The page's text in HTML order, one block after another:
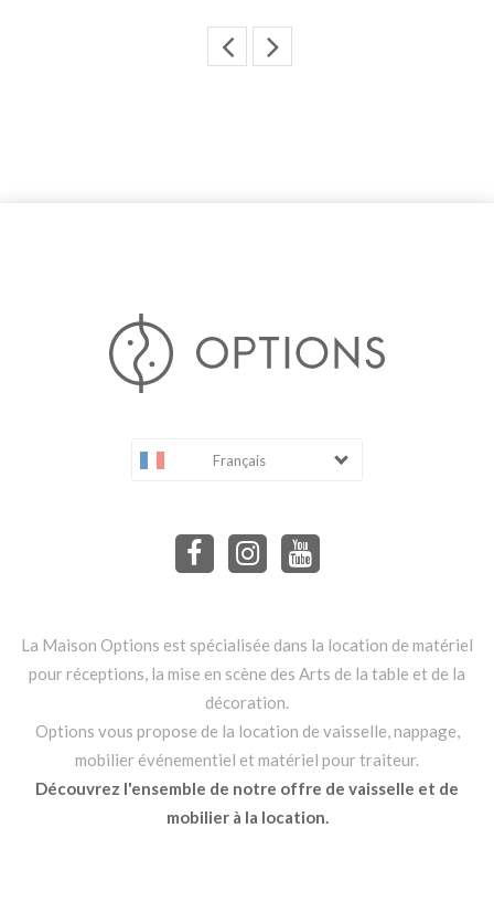
Français
La Maison Options est spécialisée dans la location de matériel
pour réceptions, la mise en scène des Arts de la table et de la
décoration.
Options vous propose de la location de vaisselle, nappage,
mobilier événementiel et matériel pour traiteur.
Découvrez l'ensemble de notre offre de vaisselle et de
mobilier à la location.